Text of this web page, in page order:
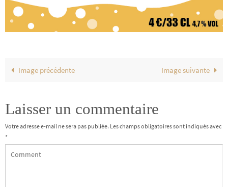
Image précédente Image suivante
Laisser un commentaire
Votre adresse e-mail ne sera pas publiée. Les champs obligatoires sont indiqués avec
*